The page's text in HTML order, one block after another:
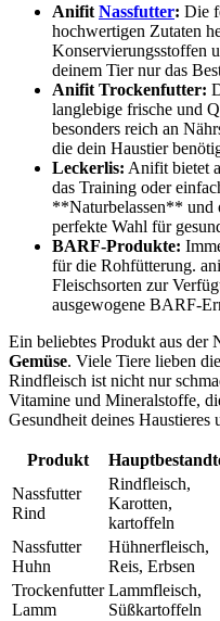
Anifit Nassfutter: Die
hochwertigen Zutaten
Konservierungsstoffen
‍deinem‍ Tier nur das
Anifit Trockenfutter:
⁤langlebige frische und
besonders reich an
die dein Haustier
Leckerlis: Anifit bietet
das Training oder
**Naturbelassen** und
perfekte Wahl für
BARF-Produkte:
für die Rohfütterung.
Fleischsorten ⁢zur
ausgewogene BARF-
Ein beliebtes Produkt aus der
Gemüse. Viele Tiere lieben
Rindfleisch ist nicht nur
Vitamine und ⁣Mineralstoffe,⁤
Gesundheit deines⁣ Haustieres
Produkt
Nassfutter
Rind
Rindfleisch,
Karotten,
kartoffeln
Nassfutter
Huhn
Hühnerfleisch,
Reis, Erbsen
Trockenfutter
Lamm
Lammfleisch,
Süßkartoffeln